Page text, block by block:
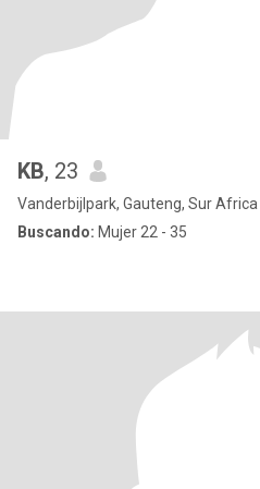
KB, 23
Vanderbijlpark, Gauteng, Sur Africa
Buscando: Mujer 22 - 35